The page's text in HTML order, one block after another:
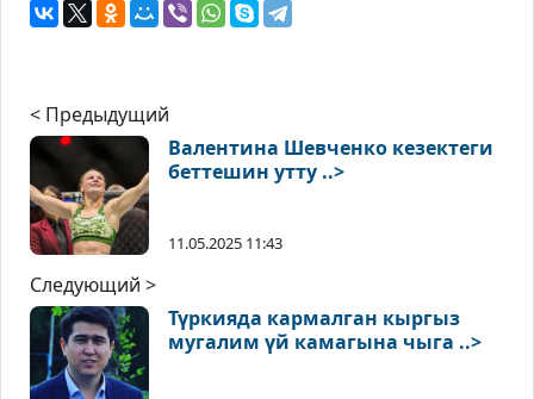
< Предыдущий
Валентина Шевченко кезектеги
беттешин утту ..>
11.05.2025 11:43
Следующий >
Түркияда кармалган кыргыз
мугалим үй камагына чыга ..>